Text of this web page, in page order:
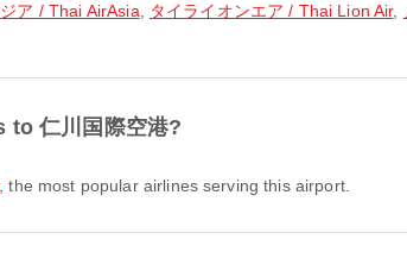
ア / Thai AirAsia タイライオンエア / Thai Lion Air,
仁川国際空港?
, the most popular airlines serving this airport.